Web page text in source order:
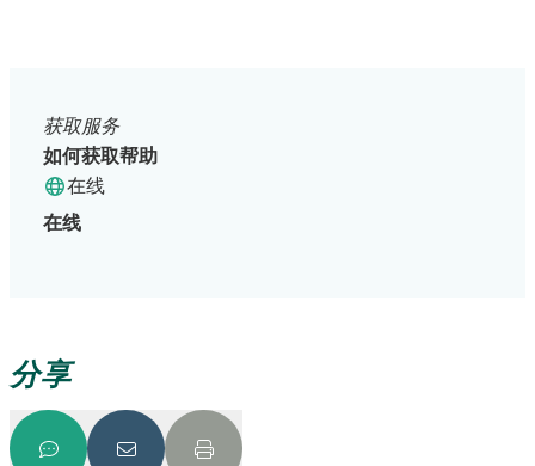
获取服务
如何获取帮助
在线
在线
分享